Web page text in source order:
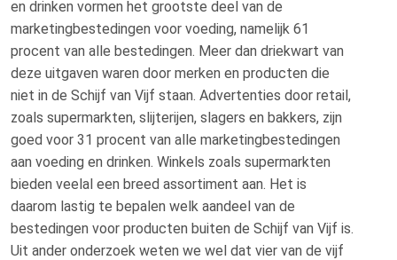
en drinken vormen het grootste deel van de
marketingbestedingen voor voeding, namelijk 61
procent van alle bestedingen. Meer dan driekwart van
deze uitgaven waren door merken en producten die
niet in de Schijf van Vijf staan. Advertenties door retail,
zoals supermarkten, slijterijen, slagers en bakkers, zijn
goed voor 31 procent van alle marketingbestedingen
aan voeding en drinken. Winkels zoals supermarkten
bieden veelal een breed assortiment aan. Het is
daarom lastig te bepalen welk aandeel van de
bestedingen voor producten buiten de Schijf van Vijf is.
Uit ander onderzoek weten we wel dat vier van de vijf